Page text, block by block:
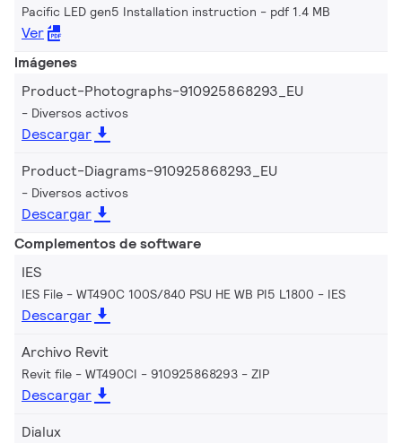
Pacific LED gen5 Installation instruction pdf 1.4 MB
Ver
Imágenes
Product-Photographs-910925868293_EU
Diversos activos
Descargar
Product-Diagrams-910925868293_EU
Diversos activos
Descargar
Complementos de software
IES
IES File - WT490C 100S/840 PSU HE WB PI5 L1800 IES
Descargar
Archivo Revit
Revit file - WT490CI - 910925868293 ZIP
Descargar
Dialux